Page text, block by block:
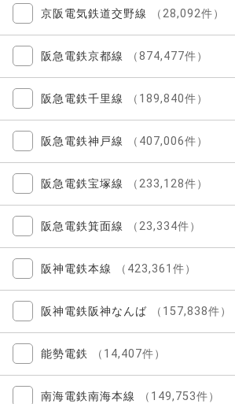
京阪電気鉄道交野線 （28,092件）
阪急電鉄京都線 （874,477件）
阪急電鉄千里線 （189,840件）
阪急電鉄神戸線 （407,006件）
阪急電鉄宝塚線 （233,128件）
阪急電鉄箕面線 （23,334件）
阪神電鉄本線 （423,361件）
阪神電鉄阪神なんば （157,838件）
能勢電鉄 （14,407件）
南海電鉄南海本線 （149,753件）